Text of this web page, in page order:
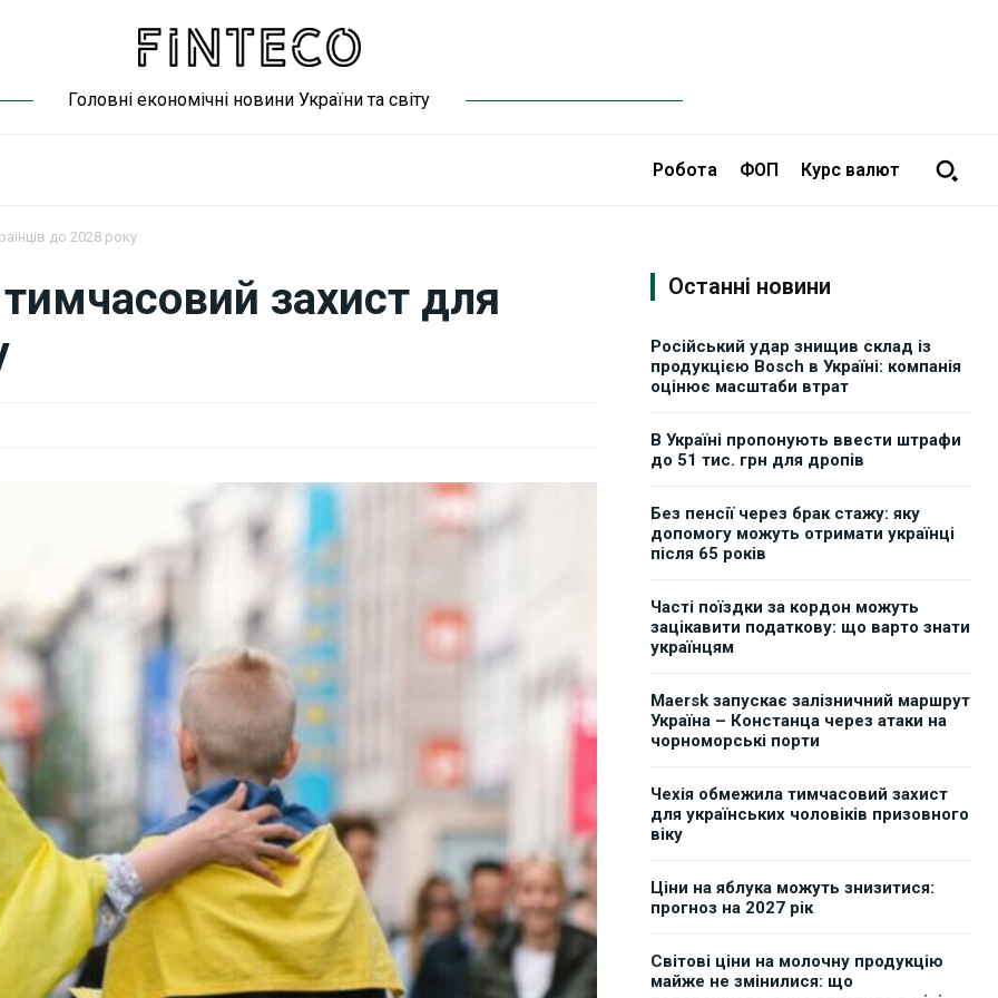
Головні економічні новини України та світу
Робота ФОП Курс валют
до 2028 року
захист для
Останні новини
Російський удар знищив склад із
продукцією Bosch в Україні: компанія
оцінює масштаби втрат
В Україні пропонують ввести штрафи
до 51 тис. грн для дропів
Без пенсії через брак стажу: яку
допомогу можуть отримати українці
після 65 років
Часті поїздки за кордон можуть
зацікавити податкову: що варто знати
українцям
Maersk запускає залізничний маршрут
Україна – Констанца через атаки на
чорноморські порти
Чехія обмежила тимчасовий захист
для українських чоловіків призовного
віку
Ціни на яблука можуть знизитися:
прогноз на 2027 рік
Світові ціни на молочну продукцію
майже не змінилися: що